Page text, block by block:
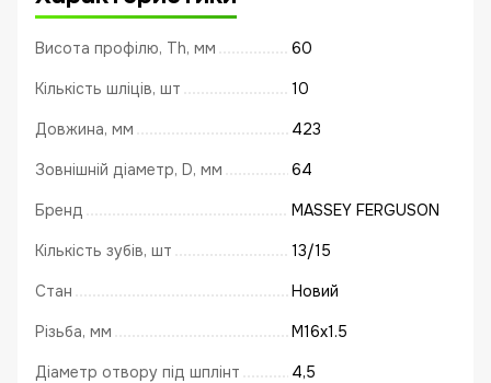
Висота профілю, Th, мм 60
Кількість шліців, шт 10
Довжина, мм 423
Зовнішній діаметр, D, мм 64
Бренд MASSEY FERGUSON
Кількість зубів, шт 13/15
Стан Новий
Різьба, мм M16x1.5
Діаметр отвору під шплінт 4,5